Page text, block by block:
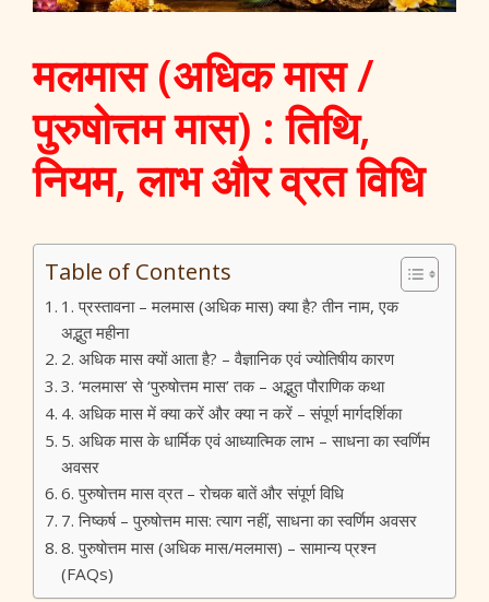
मलमास (अधिक मास /
पुरुषोत्तम मास) : तिथि,
नियम, लाभ और व्रत विधि
Table of Contents
1. प्रस्तावना – मलमास (अधिक मास) क्या है? तीन नाम, एक
अद्भुत महीना
2. अधिक मास क्यों आता है? – वैज्ञानिक एवं ज्योतिषीय कारण
3. ‘मलमास’ से ‘पुरुषोत्तम मास’ तक – अद्भुत पौराणिक कथा
4. अधिक मास में क्या करें और क्या न करें – संपूर्ण मार्गदर्शिका
5. अधिक मास के धार्मिक एवं आध्यात्मिक लाभ – साधना का स्वर्णिम
अवसर
6. पुरुषोत्तम मास व्रत – रोचक बातें और संपूर्ण विधि
7. निष्कर्ष – पुरुषोत्तम मास: त्याग नहीं, साधना का स्वर्णिम अवसर
8. पुरुषोत्तम मास (अधिक मास/मलमास) – सामान्य प्रश्न
(FAQs)